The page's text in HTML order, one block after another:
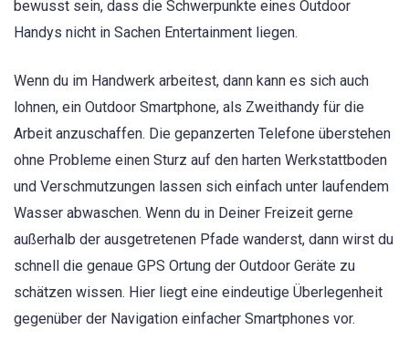
bewusst sein, dass die Schwerpunkte eines Outdoor
Handys nicht in Sachen Entertainment liegen.
Wenn du im Handwerk arbeitest, dann kann es sich auch
lohnen, ein Outdoor Smartphone, als Zweithandy für die
Arbeit anzuschaffen. Die gepanzerten Telefone überstehen
ohne Probleme einen Sturz auf den harten Werkstattboden
und Verschmutzungen lassen sich einfach unter laufendem
Wasser abwaschen. Wenn du in Deiner Freizeit gerne
außerhalb der ausgetretenen Pfade wanderst, dann wirst du
schnell die genaue GPS Ortung der Outdoor Geräte zu
schätzen wissen. Hier liegt eine eindeutige Überlegenheit
gegenüber der Navigation einfacher Smartphones vor.